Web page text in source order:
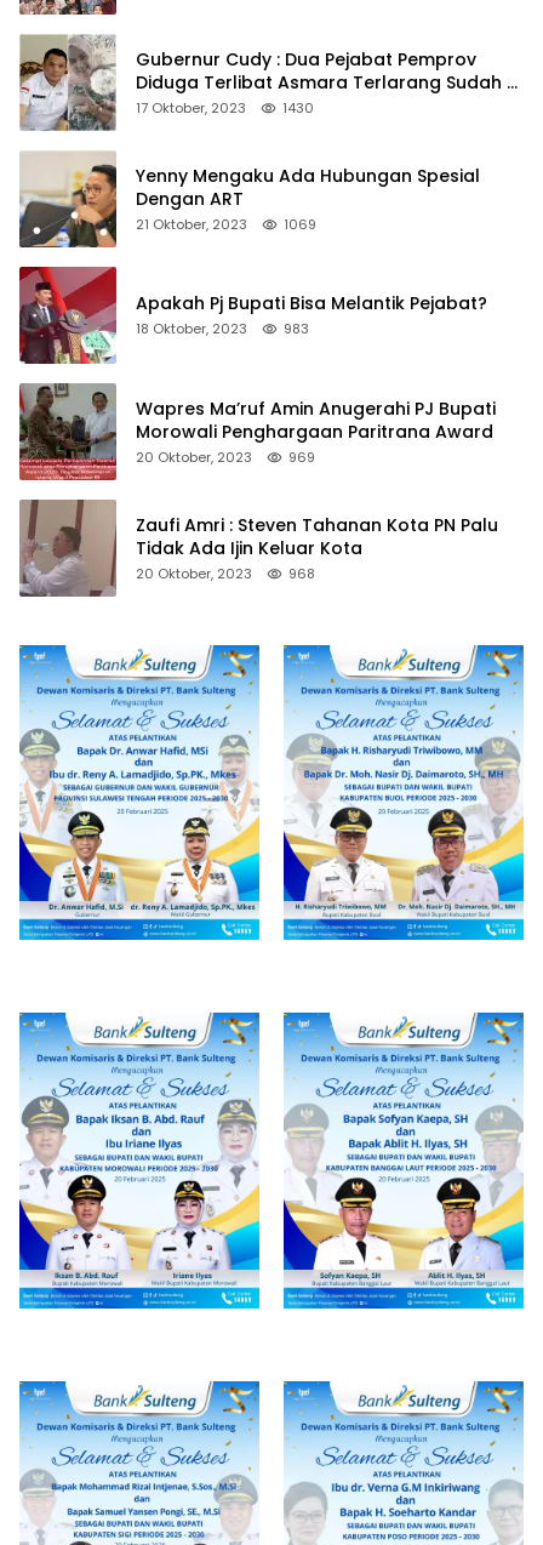
Gubernur Cudy : Dua Pejabat Pemprov
Diduga Terlibat Asmara Terlarang Sudah di
Non Job
17 Oktober, 2023 1430
Yenny Mengaku Ada Hubungan Spesial
Dengan ART
21 Oktober, 2023 1069
Apakah Pj Bupati Bisa Melantik Pejabat?
18 Oktober, 2023 983
Wapres Ma’ruf Amin Anugerahi PJ Bupati
Morowali Penghargaan Paritrana Award
20 Oktober, 2023 969
Zaufi Amri : Steven Tahanan Kota PN Palu
Tidak Ada Ijin Keluar Kota
20 Oktober, 2023 968